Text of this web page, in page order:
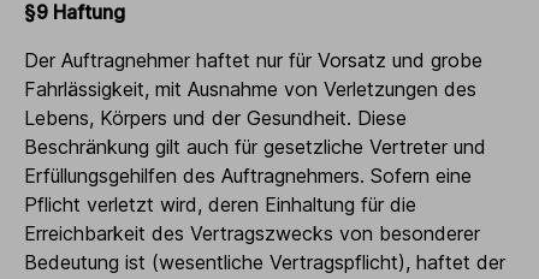
§9 Haftung
Der Auftragnehmer haftet nur für Vorsatz und grobe
Fahrlässigkeit, mit Ausnahme von Verletzungen des
Lebens, Körpers und der Gesundheit. Diese
Beschränkung gilt auch für gesetzliche Vertreter und
Erfüllungsgehilfen des Auftragnehmers. Sofern eine
Pflicht verletzt wird, deren Einhaltung für die
Erreichbarkeit des Vertragszwecks von besonderer
Bedeutung ist (wesentliche Vertragspflicht), haftet der